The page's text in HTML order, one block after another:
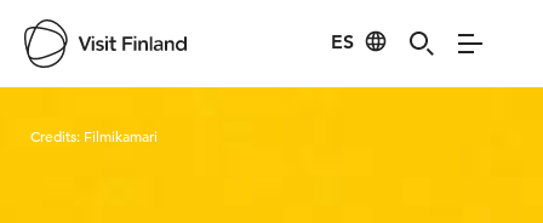
ES
Credits: Filmikamari